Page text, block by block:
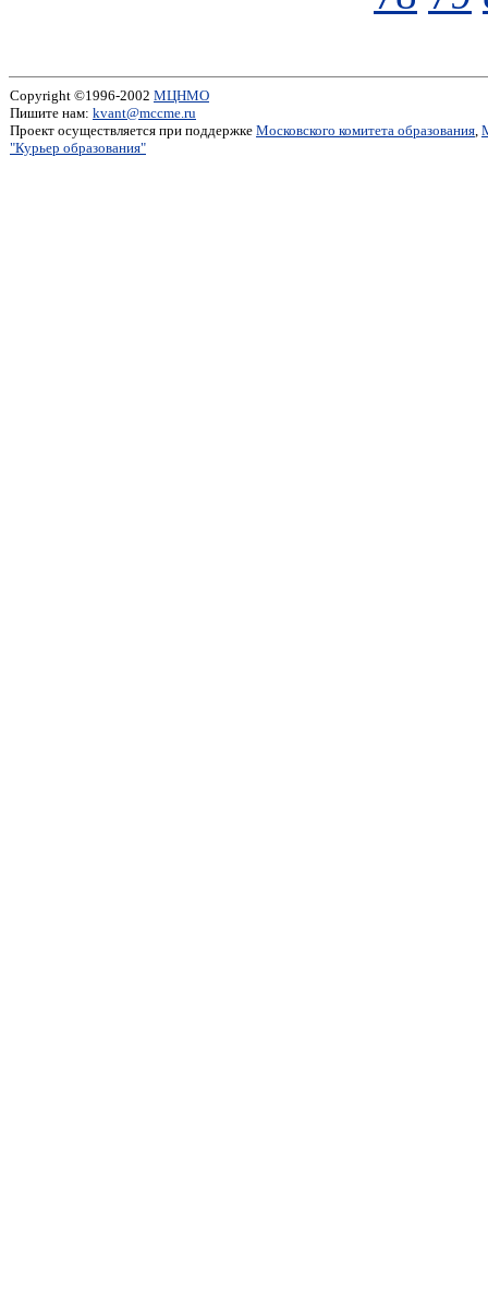
Copyright ©1996-2002 МЦНМО
Пишите нам: kvant@mccme.ru
Проект осуществляется при поддержке Московского комитета образования,
"Курьер образования"